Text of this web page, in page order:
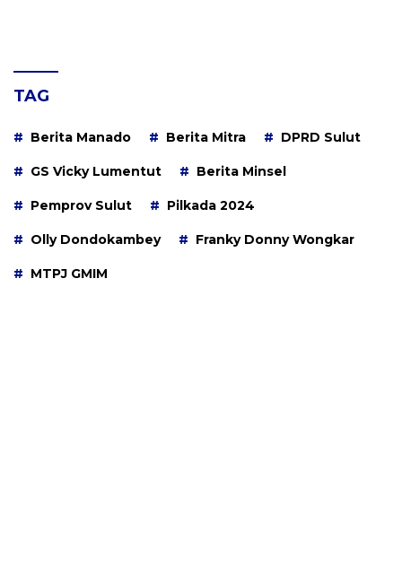
TAG
Berita Manado Berita Mitra DPRD Sulut
GS Vicky Lumentut Berita Minsel
Pemprov Sulut Pilkada 2024
Olly Dondokambey Franky Donny Wongkar
MTPJ GMIM